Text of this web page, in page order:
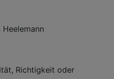
Richtigkeit oder